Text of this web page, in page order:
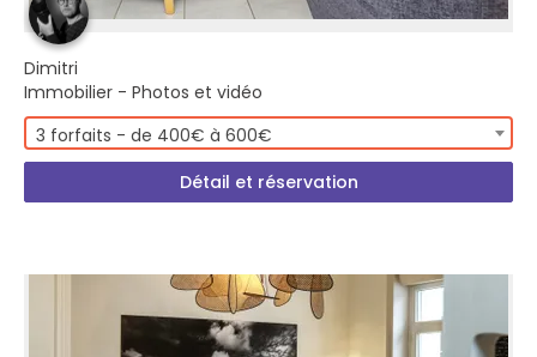
Dimitri
Immobilier - Photos et vidéo
3 forfaits - de 400€ à 600€
Détail et réservation